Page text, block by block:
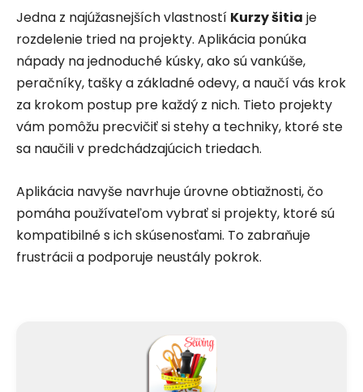
Jedna z najúžasnejších vlastností Kurzy šitia je
rozdelenie tried na projekty. Aplikácia ponúka
nápady na jednoduché kúsky, ako sú vankúše,
peračníky, tašky a základné odevy, a naučí vás krok
za krokom postup pre každý z nich. Tieto projekty
vám pomôžu precvičiť si stehy a techniky, ktoré ste
sa naučili v predchádzajúcich triedach.
Aplikácia navyše navrhuje úrovne obtiažnosti, čo
pomáha používateľom vybrať si projekty, ktoré sú
kompatibilné s ich skúsenosťami. To zabraňuje
frustrácii a podporuje neustály pokrok.